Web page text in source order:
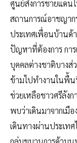
ศูนย์สั่งการชายแดน
สถานการณ์อาชญา
ประเทศเพื่อนบ้านด้
ปัญหาที่ต้องการ กา
บุคคลต่างชาติบางส่
ข้ามไปทำงานในพื้น
ช่วยเหลือชาวศรีลัง
พบว่าเดินมาจากเมื
เดินทางผ่านประเท